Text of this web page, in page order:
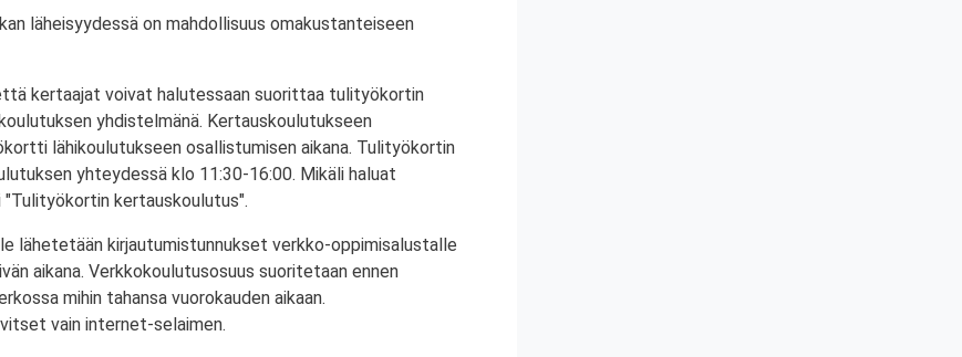
läheisyydessä on mahdollisuus omakustanteiseen
kertaajat voivat halutessaan suorittaa tulityökortin
yhdistelmänä. Kertauskoulutukseen
lähikoulutukseen osallistumisen aikana. Tulityökortin
yhteydessä klo 11:30-16:00. Mikäli haluat
kertauskoulutus".
lähetetään kirjautumistunnukset verkko-oppimisalustalle
aikana. Verkkokoulutusosuus suoritetaan ennen
mihin tahansa vuorokauden aikaan.
vain internet-selaimen.